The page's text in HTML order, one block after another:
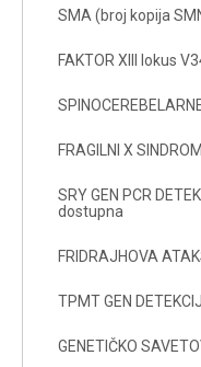
SMA (broj kopija
FAKTOR XIII lokus
FRAGILNI X
SRY GEN PCR
dostupna
FRIDRAJHOVA
TPMT GEN
GENETIČKO